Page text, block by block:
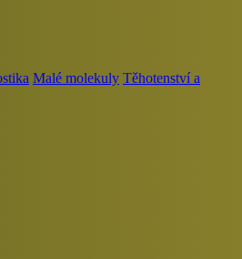
Malé molekuly Těhotenství a